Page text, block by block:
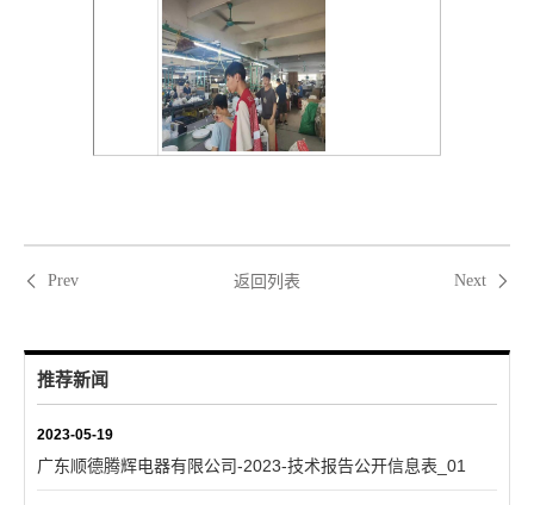
Prev 返回列表 Next
推荐新闻
2023-05-19
广东顺德腾辉电器有限公司-2023-技术报告公开信息表_01